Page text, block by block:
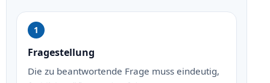
Fragestellung
Die zu beantwortende Frage muss eindeutig,